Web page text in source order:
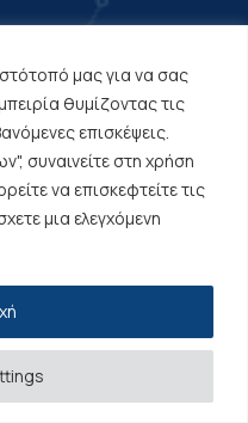
μας για να σας
θυμίζοντας τις
επισκέψεις.
συναινείτε στη χρήση
να επισκεφτείτε τις
μια ελεγχόμενη